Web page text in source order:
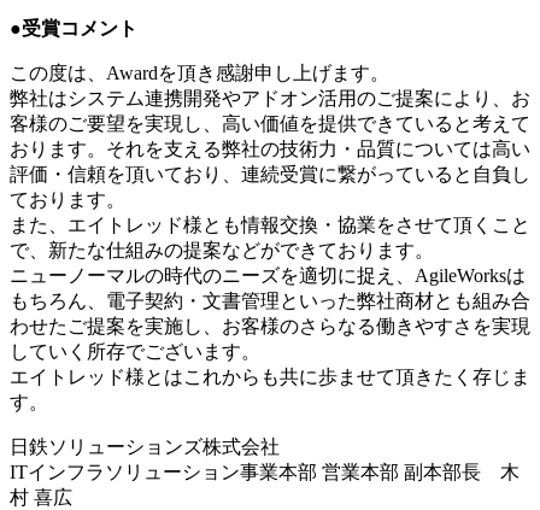
●受賞コメント
この度は、Awardを頂き感謝申し上げます。
弊社はシステム連携開発やアドオン活用のご提案により、お
客様のご要望を実現し、高い価値を提供できていると考えて
おります。それを支える弊社の技術力・品質については高い
評価・信頼を頂いており、連続受賞に繋がっていると自負し
ております。
また、エイトレッド様とも情報交換・協業をさせて頂くこと
で、新たな仕組みの提案などができております。
ニューノーマルの時代のニーズを適切に捉え、AgileWorksは
もちろん、電子契約・文書管理といった弊社商材とも組み合
わせたご提案を実施し、お客様のさらなる働きやすさを実現
していく所存でございます。
エイトレッド様とはこれからも共に歩ませて頂きたく存じま
す。
日鉄ソリューションズ株式会社
ITインフラソリューション事業本部 営業本部 副本部長 木
村 喜広